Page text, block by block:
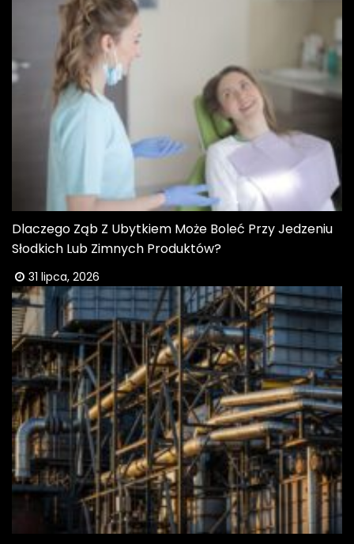
Dlaczego Ząb Z Ubytkiem Może Boleć Przy Jedzeniu
Słodkich Lub Zimnych Produktów?
31 lipca, 2026